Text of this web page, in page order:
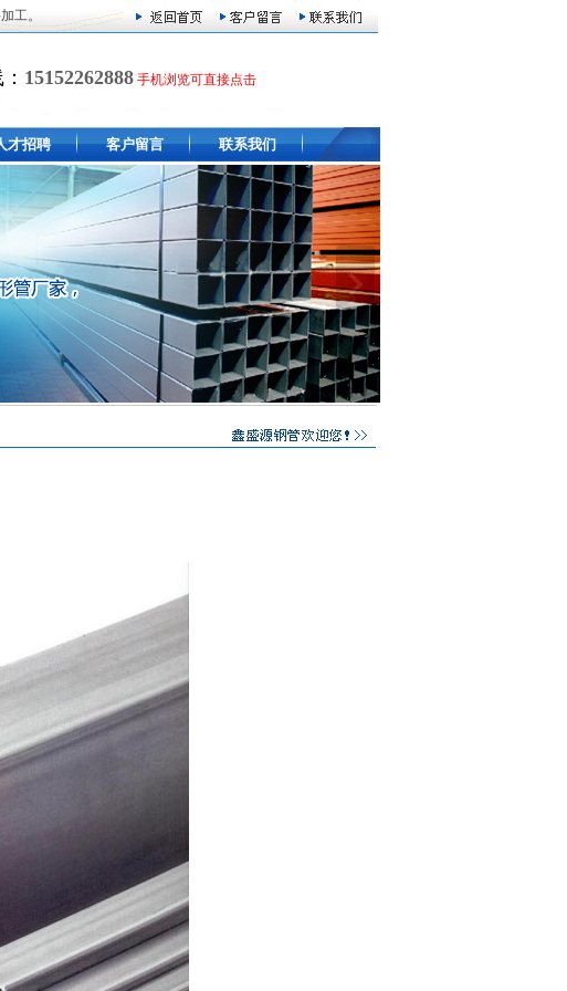
工。
15152262888 手机浏览可直接点击
才招聘 客户留言 联系我们